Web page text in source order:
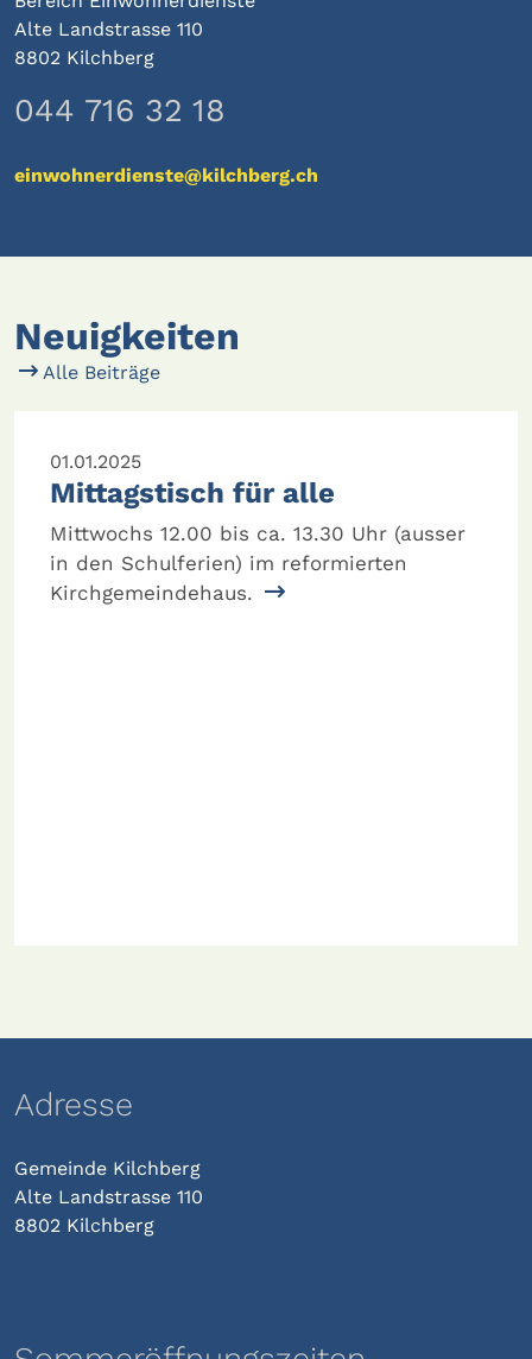
Alte Landstrasse 110
8802 Kilchberg
044 716 32 18
einwohnerdienste@kilchberg.ch
Neuigkeiten
Alle Beiträge
01.01.2025
Mittagstisch für alle
Mittwochs 12.00 bis ca. 13.30 Uhr (ausser
in den Schulferien) im reformierten
Kirchgemeindehaus.
Adresse
Gemeinde Kilchberg
Alte Landstrasse 110
8802 Kilchberg